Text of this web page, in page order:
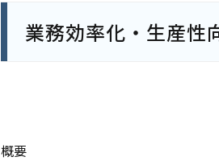
業務効率化・生産性
概要